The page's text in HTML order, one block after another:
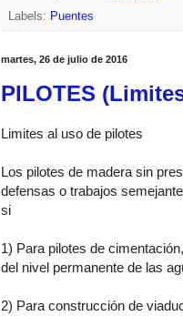
Labels: Puentes
martes, 26 de julio de 2016
PILOTES
Limites al uso de pilotes
Los pilotes de madera sin
defensas o trabajos
si
1) Para pilotes de
del nivel permanente de las
2) Para construcción de